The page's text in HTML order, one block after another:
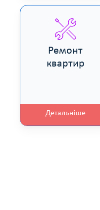
Ремонт
квартир
Детальніше